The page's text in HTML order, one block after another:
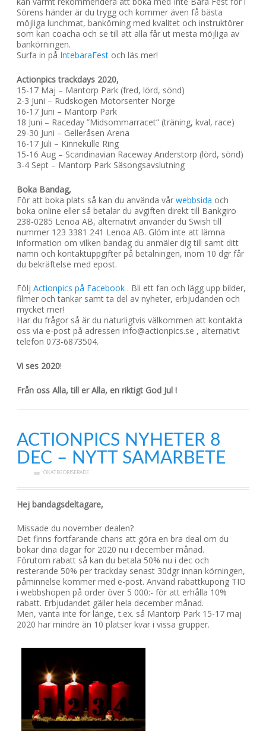
Sörens händer är du trygg och kommer även få bästa
möjliga lunchmat, bankörning med kvalitet och instruktörer
som kan coacha och se till att alla får ut mesta möjliga av
bankörningen.
Surfa in på IntebaraFest och läs mer!
Actionpics trackdays 2020,
15-17 Maj – Mantorp Park (fred, lörd, sönd)
2-3 Juni – Rudskogen Motorsenter Norge
16-17 Juni – Mantorp Park
18 Juni – Raceday ”Midsommarracet” (träning, kval, race)
29-30 Juni – Gelleråsen Arena
16-17 Juli – Kinnekulle Ring
15-16 Aug – Scandinavian Raceway Anderstorp (lörd, sönd)
3-4 Sept – Mantorp Park Säsongsavslutning
Boka Bandag,
För att boka plats så kan du använda vårwebbsida och
boka online eller så betalar du avgiften direkt till Bankgiro
238-0285 Lenoa AB, alternativt använder du Swish till
nummer 123 3381 241 Lenoa AB. Glöm inte att lämna
information om vilken bandag du anmäler dig till samt ditt
namn och kontaktuppgifter på betalningen, inom 10 dgr får
du bekräftelse med epost.
FöljActionpics på Facebook . Bli ett fan och lägg upp bilder,
filmer och tankar samt ta del av nyheter, erbjudanden och
mycket mer!
Har du frågor så är du naturligtvis välkommen att kontakta
oss via e-post på adressen info@actionpics.se , alternativt
telefon 073-6873504.
Vi ses 2020!
Från oss Alla, till er Alla, en riktigt God Jul !
ACTIONPICS NYHETER 8
DEC – NYTT SAMARBETE
OKATEGORISERADE
Hej bandagsdeltagare,
Missade du november dealen?
Det finns fortfarande chans att göra en bra deal om du
bokar dina dagar för 2020 nu i december månad.
Förutom rabatt så kan du betala 50% nu i dec och
resterande 50% per trackday senast 30dgr innan körningen,
påminnelse kommer med e-post. Använd rabattkupong TIO
i webbshopen på order över 5 000:- för att erhålla 10%
rabatt. Erbjudandet gäller hela december månad.
Men, vänta inte för länge, t.ex. så Mantorp Park 15-17 maj
2020 har mindre än 10 platser kvar i vissa grupper.